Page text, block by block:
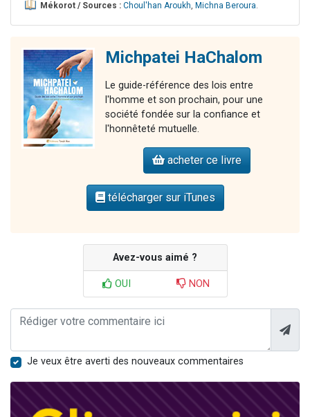
Mékorot / Sources : Choul'han Aroukh, Michna Beroura.
Michpatei HaChalom
Le guide-référence des lois entre
l'homme et son prochain, pour une
société fondée sur la confiance et
l'honnêteté mutuelle.
acheter ce livre
télécharger sur iTunes
Avez-vous aimé ?
OUI NON
Je veux être averti des nouveaux commentaires